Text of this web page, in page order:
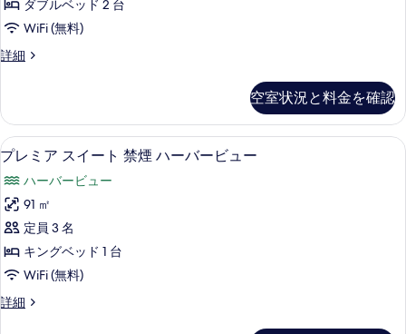
の
す
べ
の
写
真
を
表
示
す
る
ュ
ー
の
て
の
写
真
を
表
示
す
ビ
ュ
ー
細
ブ
ル
ダ
ブ
ル
ベ
ッ
ド
2
台
禁
ダブルベッド 2 台
WiFi (無料)
詳細
エ
テ
ィ
ブ
ー
ム
ブ
ル
ベ
ッ
ド
空室状況と料金を確認
プ
レ
ミ
ア
ス
イ
ー
ト
プレミア スイート 禁煙 ハーバービ
8
プレミア スイート 禁煙 ハーバービュー
ハーバービュー
91 ㎡
定員 3 名
キングベッド 1 台
WiFi (無料)
詳細
プ